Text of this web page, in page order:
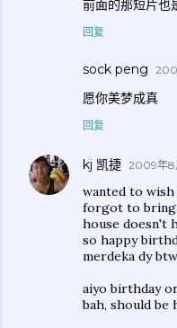
前面的那短片也
回复
sock peng
愿你美梦成真
回复
kj 凯捷 2009年8
wanted to wish
forgot to bring
house doesn't
so happy
merdeka dy
aiyo birthday
bah, should be